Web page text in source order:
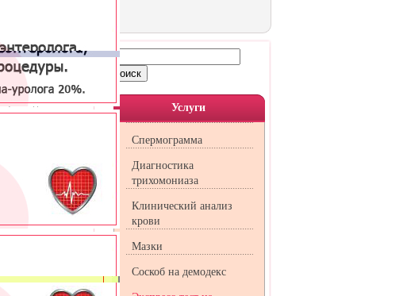
методом
партнера и
стеклянного
положительного
Услуги
Спермограмма
Диагностика
трихомониаза
Клинический анализ
крови
Мазки
Соскоб на демодекс